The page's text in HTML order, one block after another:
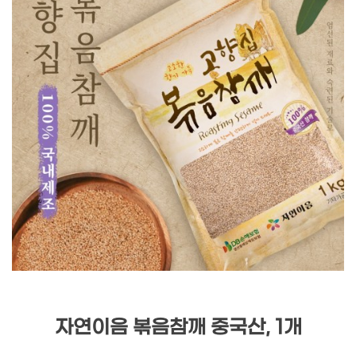
자연이음 볶음참깨 중국산, 1개